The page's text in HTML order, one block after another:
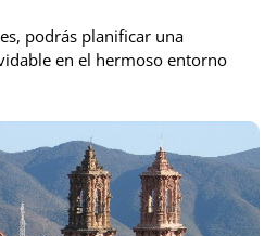
podrás planificar una
en el hermoso entorno